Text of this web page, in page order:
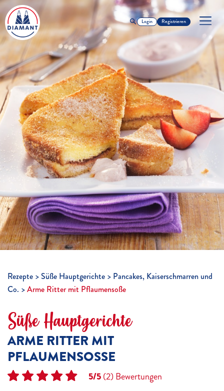
Login Registrieren
Rezepte Süße Hauptgerichte
Pancakes, Kaiserschmarren und
Co.
Arme Ritter mit Pflaumensoße
Süße Hauptgerichte
ARME RITTER MIT
PFLAUMENSOSSE
5/5(2)Bewertungen